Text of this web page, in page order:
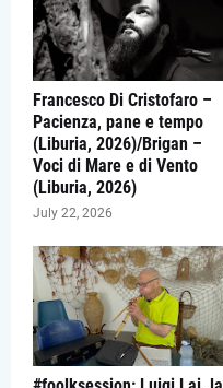
Francesco Di Cristofaro –
Pacienza, pane e tempo
(Liburia, 2026)/Brigan –
Voci di Mare e di Vento
(Liburia, 2026)
July 22, 2026